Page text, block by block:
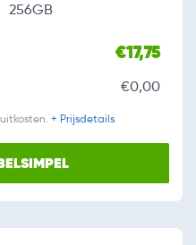
256GB
€17,75
€0,00
+ Prijsdetails